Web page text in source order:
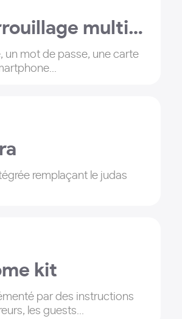
Déverrouillage multiple
un mot de passe, une carte
remplaçant le judas
kit
par des instructions
les guests...